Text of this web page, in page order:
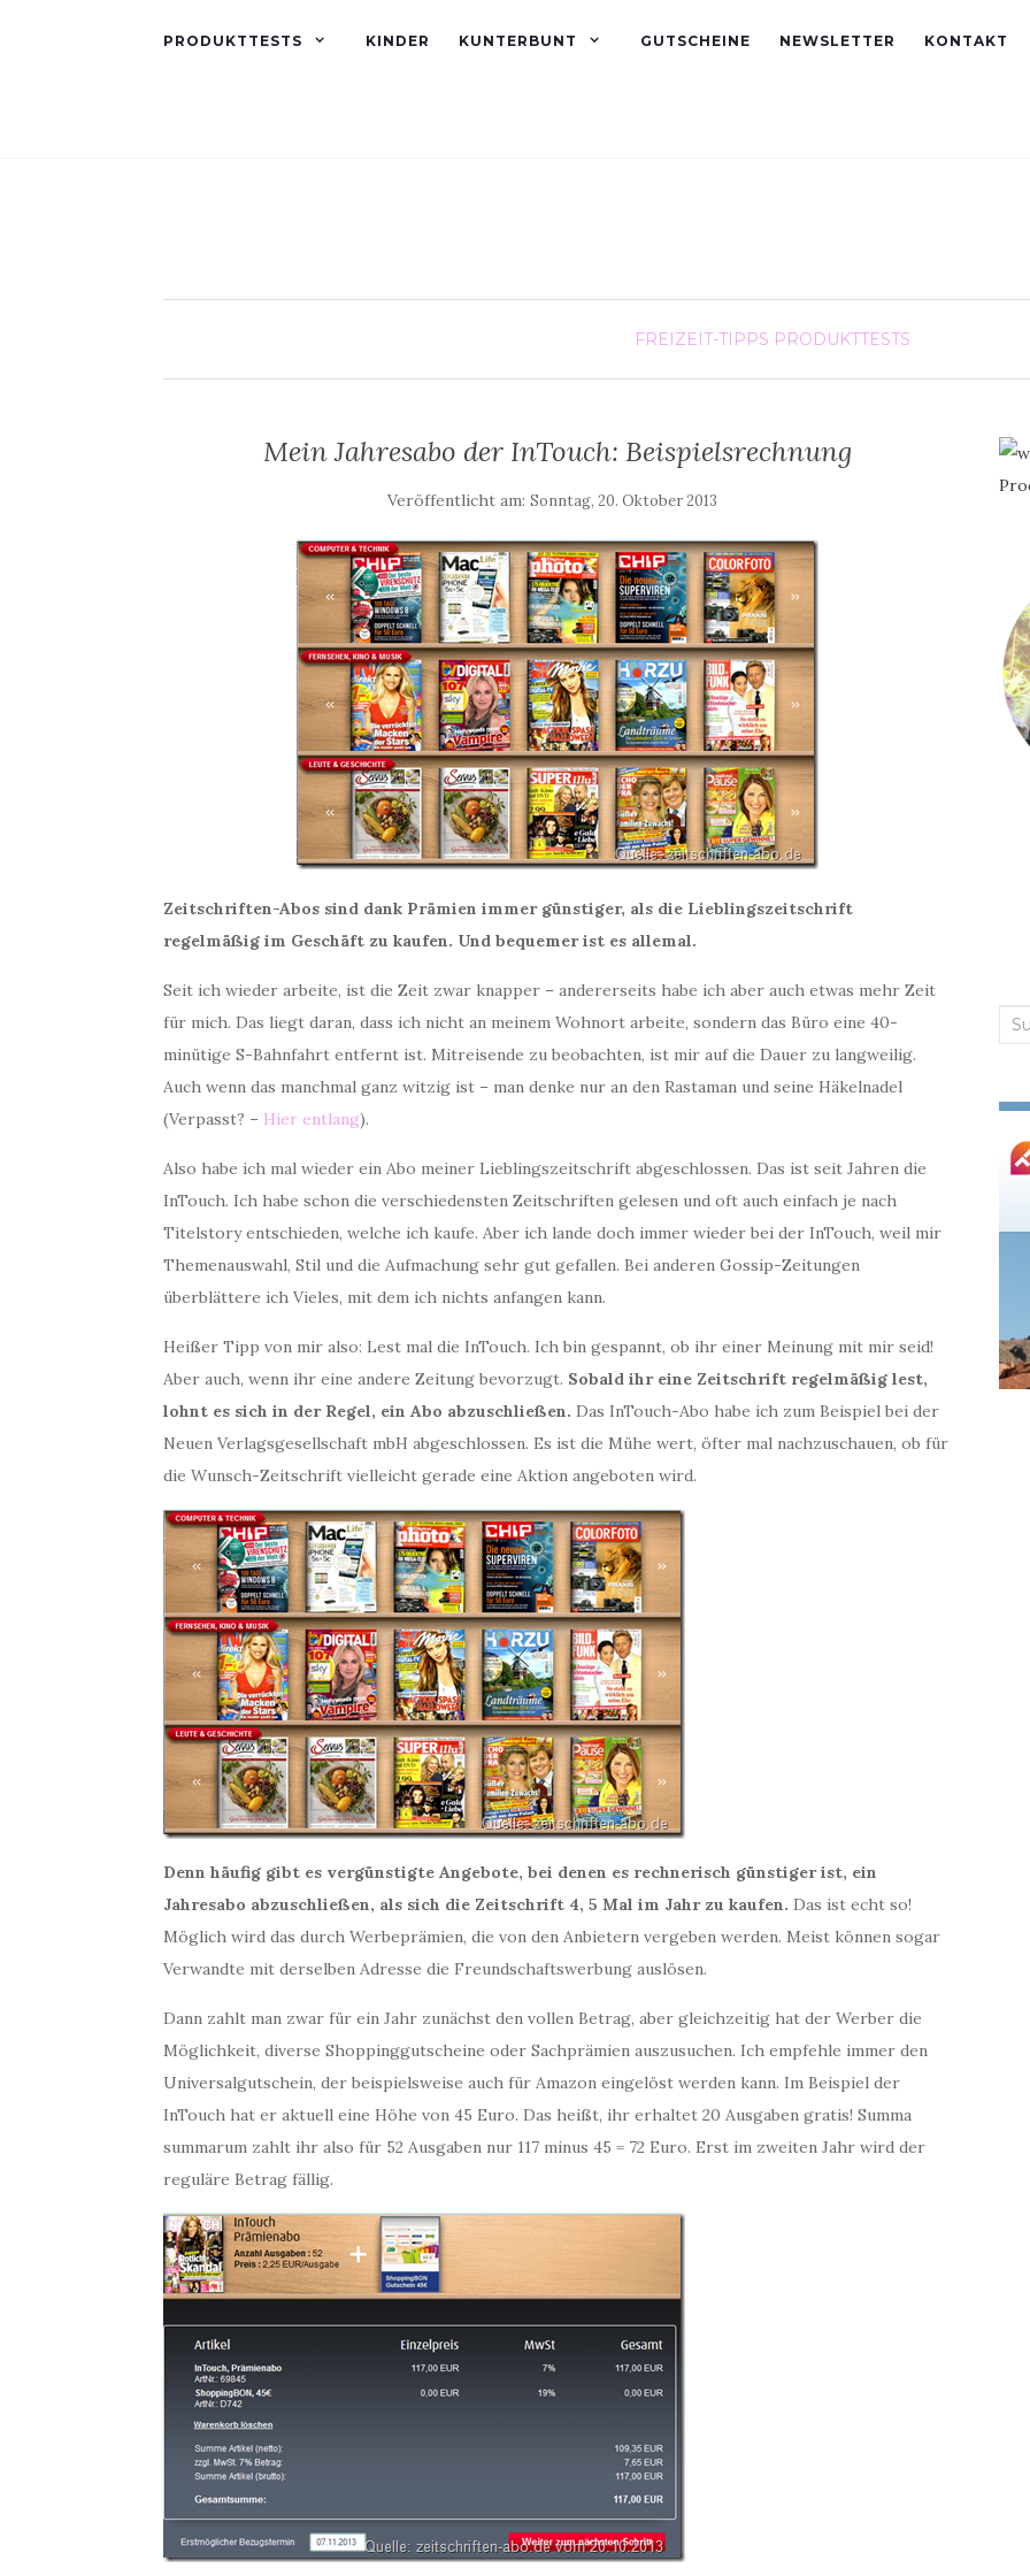
PRODUKTTESTS KINDER KUNTERBUNT GUTSCHEINE NEWSLETTER KONTAKT
FREIZEIT-TIPPS PRODUKTTESTS
Mein Jahresabo der InTouch: Beispielsrechnung
Veröffentlicht am: Sonntag, 20. Oktober 2013
Zeitschriften-Abos sind dank Prämien immer günstiger, als die Lieblingszeitschrift
regelmäßig im Geschäft zu kaufen. Und bequemer ist es allemal.
Seit ich wieder arbeite, ist die Zeit zwar knapper – andererseits habe ich aber auch etwas mehr Zeit
für mich. Das liegt daran, dass ich nicht an meinem Wohnort arbeite, sondern das Büro eine 40-
minütige S-Bahnfahrt entfernt ist. Mitreisende zu beobachten, ist mir auf die Dauer zu langweilig.
Auch wenn das manchmal ganz witzig ist – man denke nur an den Rastaman und seine Häkelnadel
(Verpasst? – Hier entlang).
Also habe ich mal wieder ein Abo meiner Lieblingszeitschrift abgeschlossen. Das ist seit Jahren die
InTouch. Ich habe schon die verschiedensten Zeitschriften gelesen und oft auch einfach je nach
Titelstory entschieden, welche ich kaufe. Aber ich lande doch immer wieder bei der InTouch, weil mir
Themenauswahl, Stil und die Aufmachung sehr gut gefallen. Bei anderen Gossip-Zeitungen
überblättere ich Vieles, mit dem ich nichts anfangen kann.
Heißer Tipp von mir also: Lest mal die InTouch. Ich bin gespannt, ob ihr einer Meinung mit mir seid!
Aber auch, wenn ihr eine andere Zeitung bevorzugt. Sobald ihr eine Zeitschrift regelmäßig lest,
lohnt es sich in der Regel, ein Abo abzuschließen. Das InTouch-Abo habe ich zum Beispiel bei der
Neuen Verlagsgesellschaft mbH abgeschlossen. Es ist die Mühe wert, öfter mal nachzuschauen, ob für
die Wunsch-Zeitschrift vielleicht gerade eine Aktion angeboten wird.
Denn häufig gibt es vergünstigte Angebote, bei denen es rechnerisch günstiger ist, ein
Jahresabo abzuschließen, als sich die Zeitschrift 4, 5 Mal im Jahr zu kaufen. Das ist echt so!
Möglich wird das durch Werbeprämien, die von den Anbietern vergeben werden. Meist können sogar
Verwandte mit derselben Adresse die Freundschaftswerbung auslösen.
Dann zahlt man zwar für ein Jahr zunächst den vollen Betrag, aber gleichzeitig hat der Werber die
Möglichkeit, diverse Shoppinggutscheine oder Sachprämien auszusuchen. Ich empfehle immer den
Universalgutschein, der beispielsweise auch für Amazon eingelöst werden kann. Im Beispiel der
InTouch hat er aktuell eine Höhe von 45 Euro. Das heißt, ihr erhaltet 20 Ausgaben gratis! Summa
summarum zahlt ihr also für 52 Ausgaben nur 117 minus 45 = 72 Euro. Erst im zweiten Jahr wird der
reguläre Betrag fällig.